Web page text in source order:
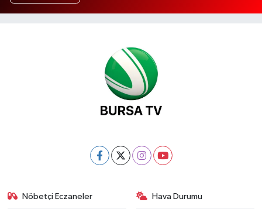
Nöbetçi Eczaneler Hava Durumu